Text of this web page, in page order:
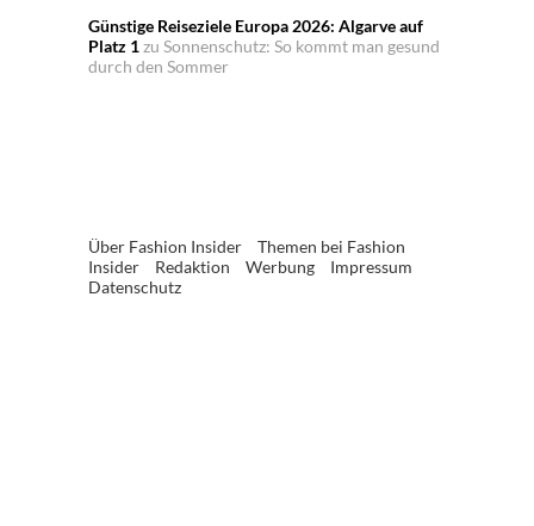
Günstige Reiseziele Europa 2026: Algarve auf
Platz 1zu Sonnenschutz: So kommt man gesund
durch den Sommer
Über Fashion Insider
Themen bei Fashion
Insider
Redaktion Werbung
Impressum
Datenschutz